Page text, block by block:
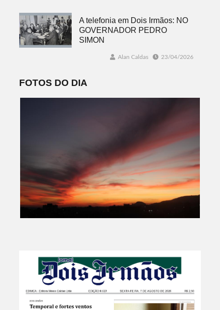
A telefonia em Dois Irmãos: NO
GOVERNADOR PEDRO
SIMON
Alan Caldas 23/04/2026
FOTOS DO DIA